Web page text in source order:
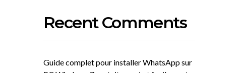
Recent Comments
Guide complet pour installer WhatsApp sur